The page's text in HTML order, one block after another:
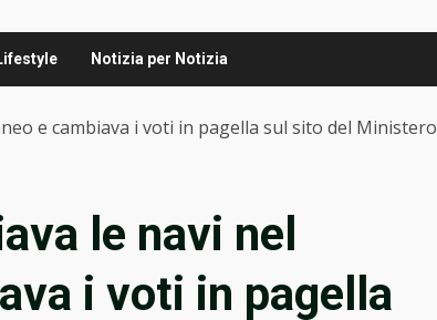
Notizia per Notizia
e cambiava i voti in pagella sul sito del Ministero
le navi nel
i voti in pagella